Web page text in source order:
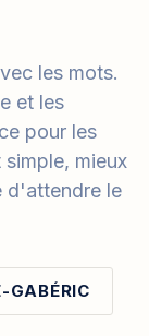
les mots.
et les
pour les
mieux
d'attendre le
GABÉRIC